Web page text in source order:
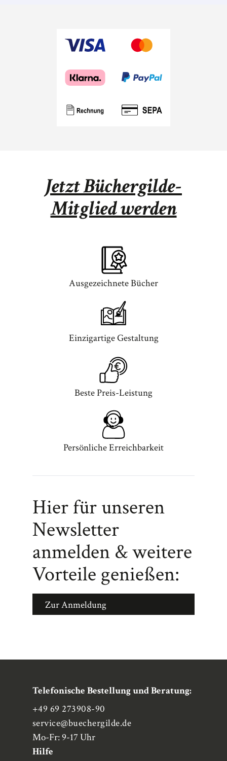
Jetzt Büchergilde-
Mitglied werden
Ausgezeichnete Bücher
Einzigartige Gestaltung
Beste Preis-Leistung
Persönliche Erreichbarkeit
Hier für unseren
Newsletter
anmelden & weitere
Vorteile genießen:
Zur Anmeldung
Telefonische Bestellung und Beratung:
+49 69 273908-90
service@buechergilde.de
Mo-Fr: 9-17 Uhr
Hilfe